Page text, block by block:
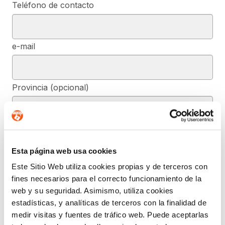
Esta página web usa cookies
Este Sitio Web utiliza cookies propias y de terceros con
fines necesarios para el correcto funcionamiento de la
web y su seguridad. Asimismo, utiliza cookies
estadísticas, y analíticas de terceros con la finalidad de
medir visitas y fuentes de tráfico web. Puede aceptarlas
Teléfono de contacto
e-mail
Provincia (opcional)
Mensaje (opcional)
De conformidad con el RGPD y la LOPDGDD, SEGURIDAD Y
PRIVACIDAD DE DATOS, S.L. tratará los datos facilitados, con la
finalidad de contestar a las dudas y/o quejas planteadas a través
del presente formulario y facilitar la información solicitada. Podrá
ejercer, si lo desea, los derechos de acceso, rectificación,
supresión, y demás reconocidos en la normativa mencionada. Para
obtener más información acerca de cómo estamos tratando sus